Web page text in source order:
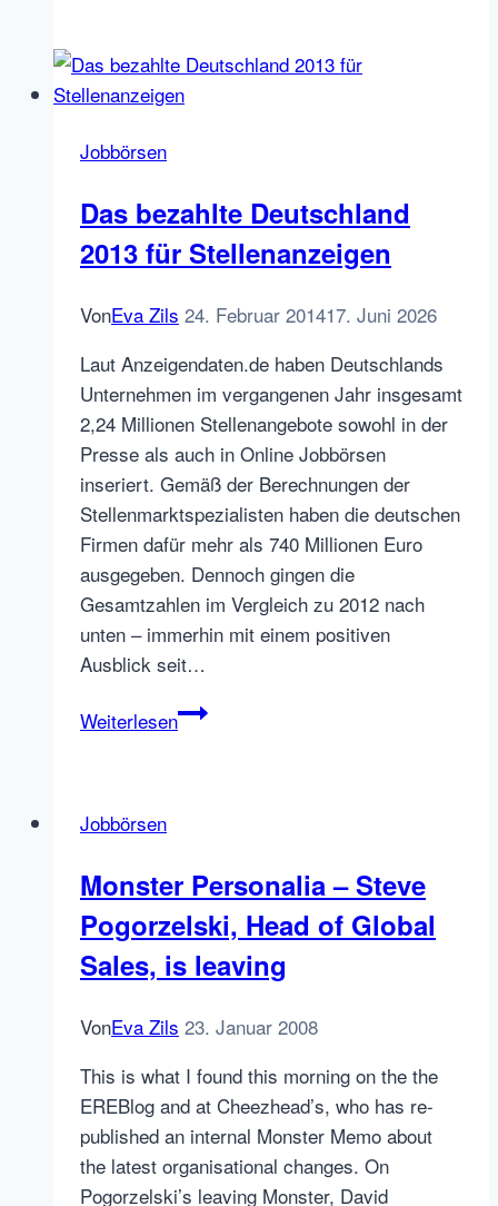
Eine
Einführung
Jobbörsen
Das bezahlte Deutschland
2013 für Stellenanzeigen
VonEva Zils 24. Februar 201417. Juni 2026
Laut Anzeigendaten.de haben Deutschlands
Unternehmen im vergangenen Jahr insgesamt
2,24 Millionen Stellenangebote sowohl in der
Presse als auch in Online Jobbörsen
inseriert. Gemäß der Berechnungen der
Stellenmarktspezialisten haben die deutschen
Firmen dafür mehr als 740 Millionen Euro
ausgegeben. Dennoch gingen die
Gesamtzahlen im Vergleich zu 2012 nach
unten – immerhin mit einem positiven
Ausblick seit…
WeiterlesenDas
Jobbörsen
Monster Personalia – Steve
Pogorzelski, Head of Global
Sales, is leaving
VonEva Zils 23. Januar 2008
This is what I found this morning on the the
EREBlog and at Cheezhead’s, who has re-
published an internal Monster Memo about
the latest organisational changes. On
Pogorzelski’s leaving Monster, David